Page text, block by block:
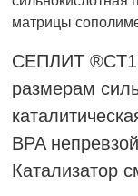
матрицы
СЕПЛИТ
размерам
BPA
Катализатор